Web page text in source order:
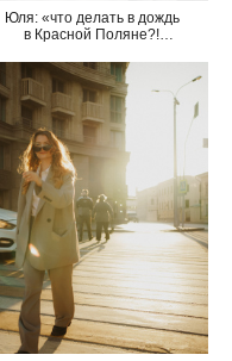
Юля: «что делать в дождь
в Красной Поляне?!